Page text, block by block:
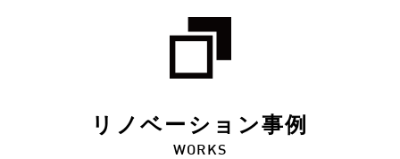
リノベーション事例
WORKS